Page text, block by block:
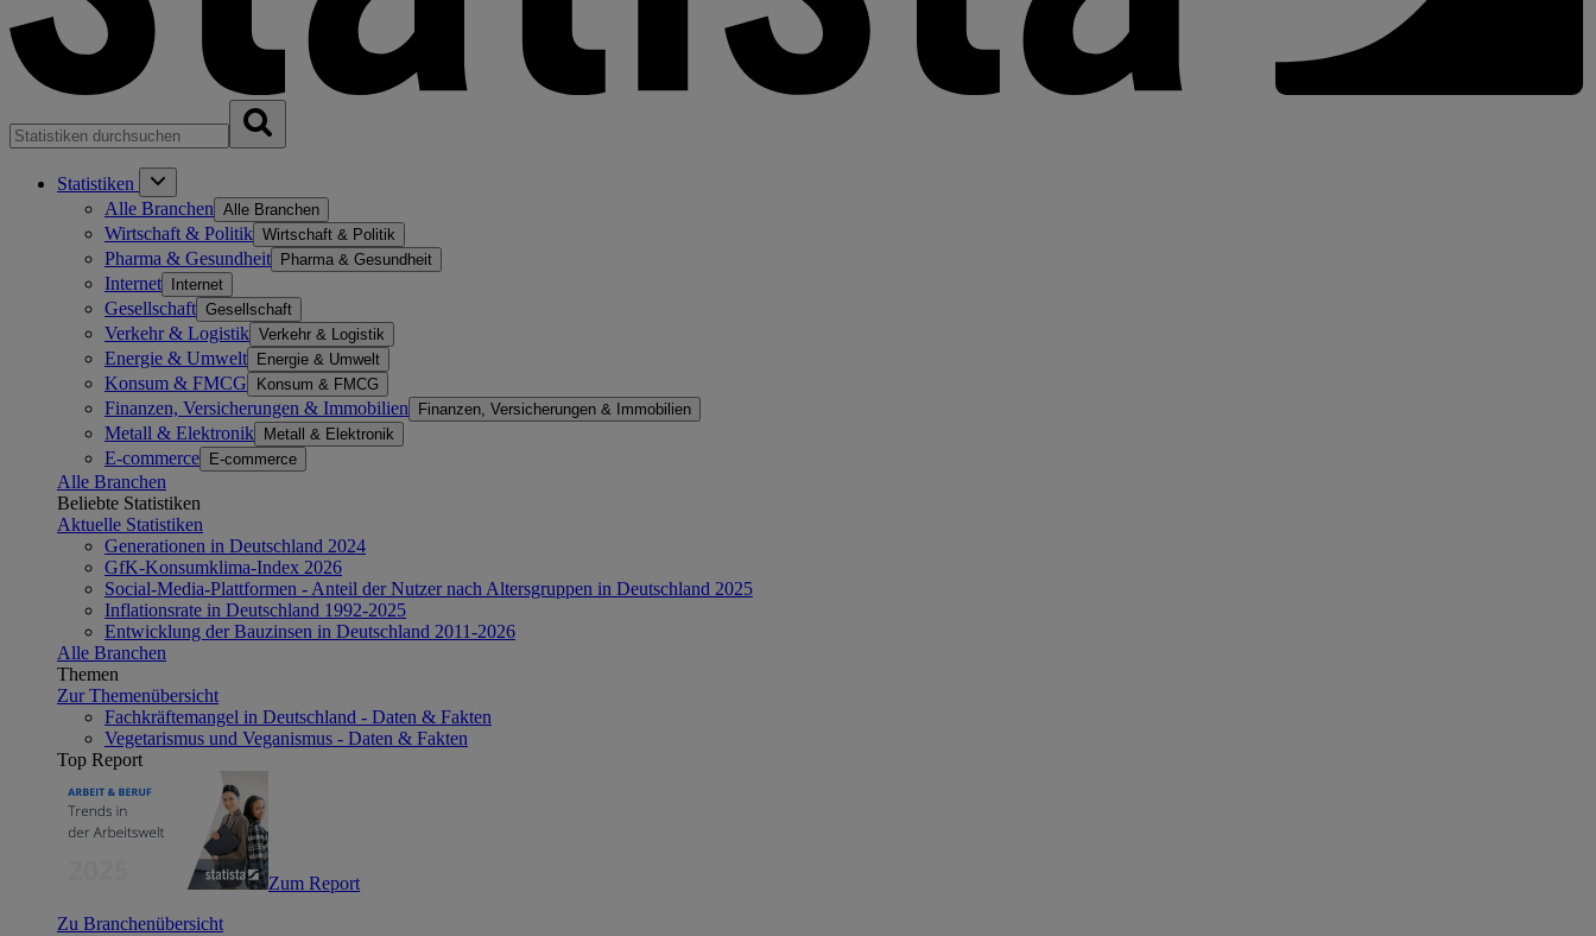
Statistiken
Alle Branchen Alle Branchen
Wirtschaft & Politik Wirtschaft & Politik
Pharma & Gesundheit Pharma & Gesundheit
Internet Internet
Gesellschaft Gesellschaft
Verkehr & Logistik Verkehr & Logistik
Energie & Umwelt Energie & Umwelt
Konsum & FMCG Konsum & FMCG
Finanzen, Versicherungen & Immobilien Finanzen, Versicherungen & Immobilien
Metall & Elektronik Metall & Elektronik
E-commerce E-commerce
Alle Branchen
Beliebte Statistiken
Aktuelle Statistiken
Generationen in Deutschland 2024
GfK-Konsumklima-Index 2026
Social-Media-Plattformen - Anteil der Nutzer nach Altersgruppen in Deutschland 2025
Inflationsrate in Deutschland 1992-2025
Entwicklung der Bauzinsen in Deutschland 2011-2026
Alle Branchen
Themen
Zur Themenübersicht
Fachkräftemangel in Deutschland - Daten & Fakten
Vegetarismus und Veganismus - Daten & Fakten
Top Report
Zum Report
Zu Branchenübersicht